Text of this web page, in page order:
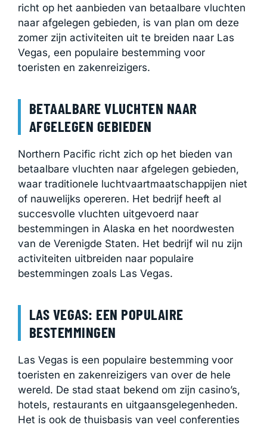
richt op het aanbieden van betaalbare vluchten
naar afgelegen gebieden, is van plan om deze
zomer zijn activiteiten uit te breiden naar Las
Vegas, een populaire bestemming voor
toeristen en zakenreizigers.
BETAALBARE VLUCHTEN NAAR
AFGELEGEN GEBIEDEN
Northern Pacific richt zich op het bieden van
betaalbare vluchten naar afgelegen gebieden,
waar traditionele luchtvaartmaatschappijen niet
of nauwelijks opereren. Het bedrijf heeft al
succesvolle vluchten uitgevoerd naar
bestemmingen in Alaska en het noordwesten
van de Verenigde Staten. Het bedrijf wil nu zijn
activiteiten uitbreiden naar populaire
bestemmingen zoals Las Vegas.
LAS VEGAS: EEN POPULAIRE
BESTEMMINGEN
Las Vegas is een populaire bestemming voor
toeristen en zakenreizigers van over de hele
wereld. De stad staat bekend om zijn casino’s,
hotels, restaurants en uitgaansgelegenheden.
Het is ook de thuisbasis van veel conferenties